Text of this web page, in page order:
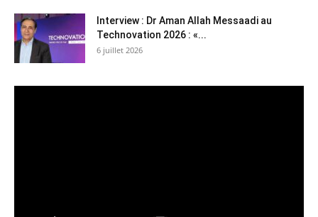
Interview : Dr Aman Allah Messaadi au
Technovation 2026 : «...
6 juillet 2026